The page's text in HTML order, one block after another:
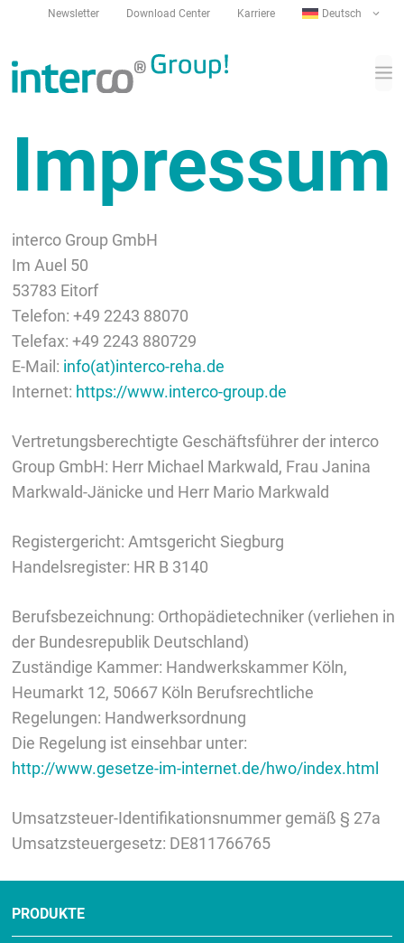
springen
Newsletter Download Center Karriere Deutsch
Im­pressum
interco Group GmbH
Im Auel 50
53783 Eitorf
Telefon: +49 2243 88070
Telefax: +49 2243 880729
E-Mail: info(at)interco-reha.de
Internet: https://www.interco-group.de
Vertretungsberechtigte Geschäftsführer der interco
Group GmbH: Herr Michael Markwald, Frau Janina
Markwald-Jänicke und Herr Mario Markwald
Registergericht: Amtsgericht Siegburg
Handelsregister: HR B 3140
Berufsbezeichnung: Orthopädietechniker (verliehen in
der Bundesrepublik Deutschland)
Zuständige Kammer: Handwerkskammer Köln,
Heumarkt 12, 50667 Köln Berufsrechtliche
Regelungen: Handwerksordnung
Die Regelung ist einsehbar unter:
http://www.gesetze-im-internet.de/hwo/index.html
Umsatzsteuer-Identifikationsnummer gemäß § 27a
Umsatzsteuergesetz: DE811766765
PRODUKTE